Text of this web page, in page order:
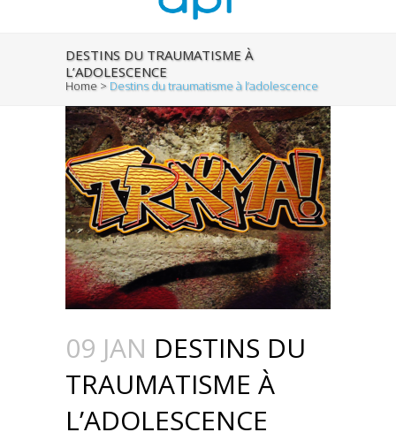
DESTINS DU TRAUMATISME À
L’ADOLESCENCE
Home > Destins du traumatisme à l’adolescence
09 JAN DESTINS DU
TRAUMATISME À
L’ADOLESCENCE